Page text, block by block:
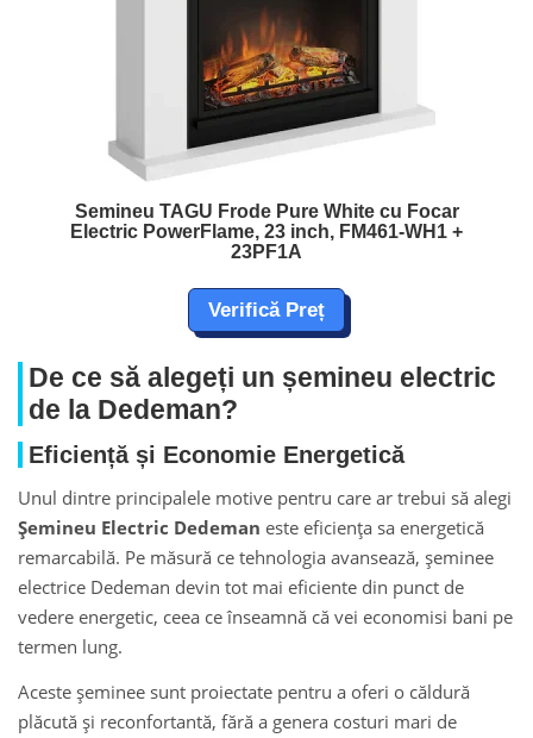
Semineu TAGU Frode Pure White cu Focar
Electric PowerFlame, 23 inch, FM461-WH1 +
23PF1A
Verifică Preț
De ce să alegeți un șemineu electric
de la Dedeman?
Eficiență și Economie Energetică
Unul dintre principalele motive pentru care ar trebui să alegi
Șemineu Electric Dedeman este eficiența sa energetică
remarcabilă. Pe măsură ce tehnologia avansează, șeminee
electrice Dedeman devin tot mai eficiente din punct de
vedere energetic, ceea ce înseamnă că vei economisi bani pe
termen lung.
Aceste șeminee sunt proiectate pentru a oferi o căldură
plăcută și reconfortantă, fără a genera costuri mari de